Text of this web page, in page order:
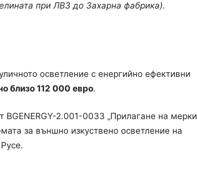
при ЛВЗ до Захарна фабрика).
осветление с енергийно ефективни
близо 112 000 евро.
BGENERGY-2.001-0033 „Прилагане на мерки
за външно изкуствено осветление на